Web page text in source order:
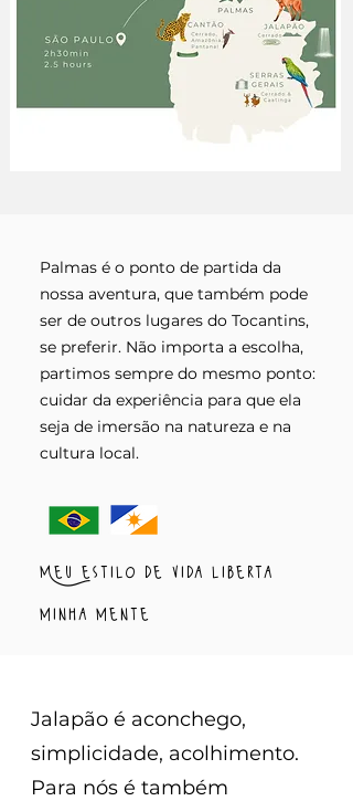
Palmas é o ponto de partida da
nossa aventura, que também pode
ser de outros lugares do Tocantins,
se preferir. Não importa a escolha,
partimos sempre do mesmo ponto:
cuidar da experiência para que ela
seja de imersão na natureza e na
cultura local.
Meu estilo de vida liberta
minha mente
Jalapão é aconchego,
simplicidade, acolhimento.
Para nós é também